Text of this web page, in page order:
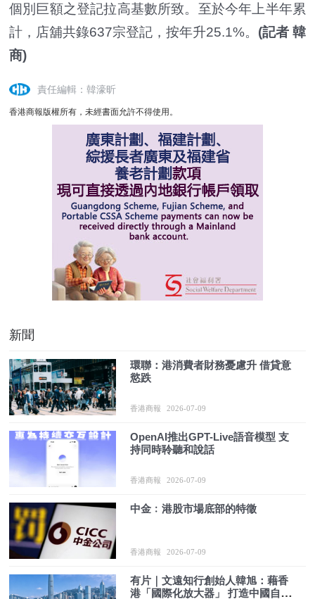
個別巨額之登記拉高基數所致。至於今年上半年累
計，店舖共錄637宗登記，按年升25.1%。 (記者 韓
商)
責任編輯：韓濠昕
香港商報版權所有，未經書面允許不得使用。
新聞
環聯：港消費者財務憂慮升 借貸意
慾跌
香港商報 2026-07-09
OpenAI推出GPT-Live語音模型 支
持同時聆聽和說話
香港商報 2026-07-09
中金﹕港股市場底部的特徵
香港商報 2026-07-09
有片｜文遠知行創始人韓旭：藉香
港「國際化放大器」 打造中國自動